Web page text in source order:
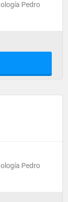
Pedro
Pedro